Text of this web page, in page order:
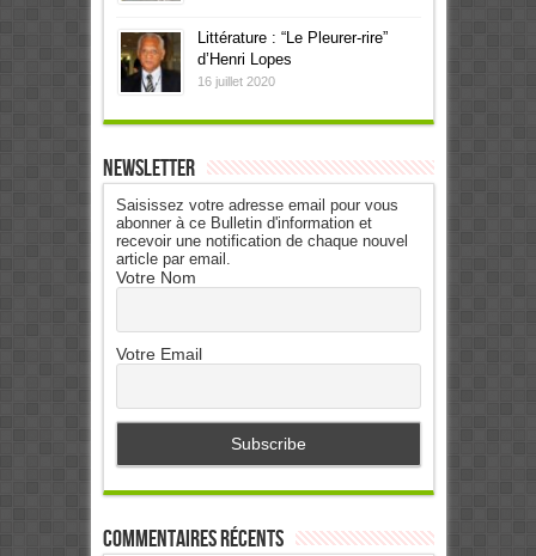
Littérature : “Le Pleurer-rire”
d’Henri Lopes
16 juillet 2020
Newsletter
Saisissez votre adresse email pour vous
abonner à ce Bulletin d'information et
recevoir une notification de chaque nouvel
article par email.
Votre Nom
Votre Email
Commentaires récents